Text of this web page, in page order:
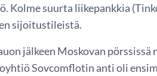
Kolme suurta liikepankkia
sijoitustileistä.
jälkeen Moskovan
Sovcomflotin anti oli